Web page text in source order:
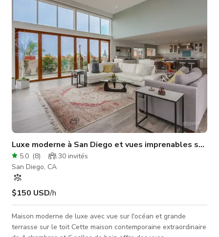
notre bâtiment historique a été érigé pour répondre à un
besoin : l'utilité. Pendant près d'un siècle, n
Luxe moderne à San Diego et vues imprenables sur
5.0 (8) 30 invités
San Diego, CA
$150 USD/h
Maison moderne de luxe avec vue sur l'océan et grande
terrasse sur le toit Cette maison contemporaine extraordinaire